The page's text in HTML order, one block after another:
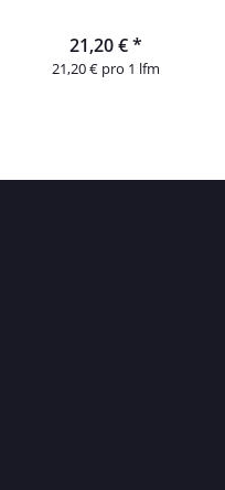
21,20 €*
21,20 € pro 1 lfm